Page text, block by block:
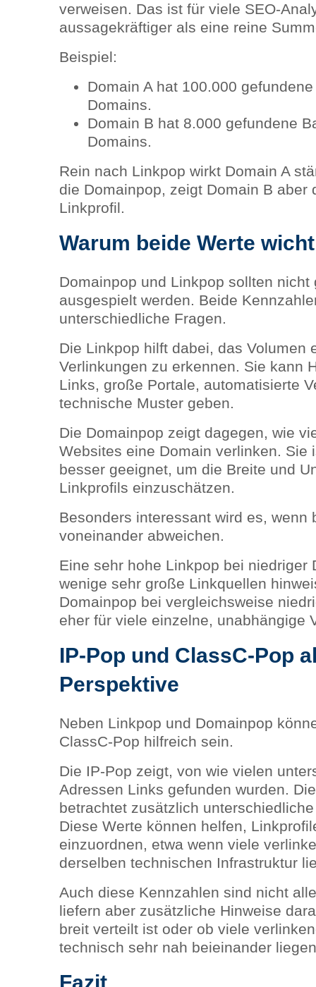
verweisen. Das ist für viele SEO-
aussagekräftiger als eine reine
Beispiel:
Domain A hat 100.000
Domains.
Domain B hat 8.000 gefundene
Domains.
Rein nach Linkpop wirkt Domain A
die Domainpop, zeigt Domain B aber
Linkprofil.
Warum beide Werte
Domainpop und Linkpop sollten nicht
ausgespielt werden. Beide
unterschiedliche Fragen.
Die Linkpop hilft dabei, das Volumen
Verlinkungen zu erkennen. Sie kann
Links, große Portale, automatisierte
technische Muster geben.
Die Domainpop zeigt dagegen, wie
Websites eine Domain verlinken. Sie
besser geeignet, um die Breite und
Linkprofils einzuschätzen.
Besonders interessant wird es, wenn
voneinander abweichen.
Eine sehr hohe Linkpop bei niedriger
wenige sehr große Linkquellen
Domainpop bei vergleichsweise
eher für viele einzelne, unabhängige
IP-Pop und ClassC-Pop
Perspektive
Neben Linkpop und Domainpop
ClassC-Pop hilfreich sein.
Die IP-Pop zeigt, von wie vielen
Adressen Links gefunden wurden.
betrachtet zusätzlich
Diese Werte können helfen,
einzuordnen, etwa wenn viele
derselben technischen Infrastruktur
Auch diese Kennzahlen sind nicht
liefern aber zusätzliche Hinweise
breit verteilt ist oder ob viele
technisch sehr nah beieinander